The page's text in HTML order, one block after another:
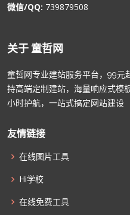
微信/QQ: 739879508
关于 童哲网
童哲网专业建站服务平台，99元
持高端定制建站，海量响应式模
小时护航，一站式搞定网站建设
友情链接
在线图片工具
Hi学校
在线免费工具